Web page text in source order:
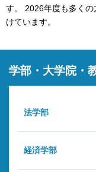
す。 2026年度も多く
けています。
学部・大学院・
法学部
経済学部